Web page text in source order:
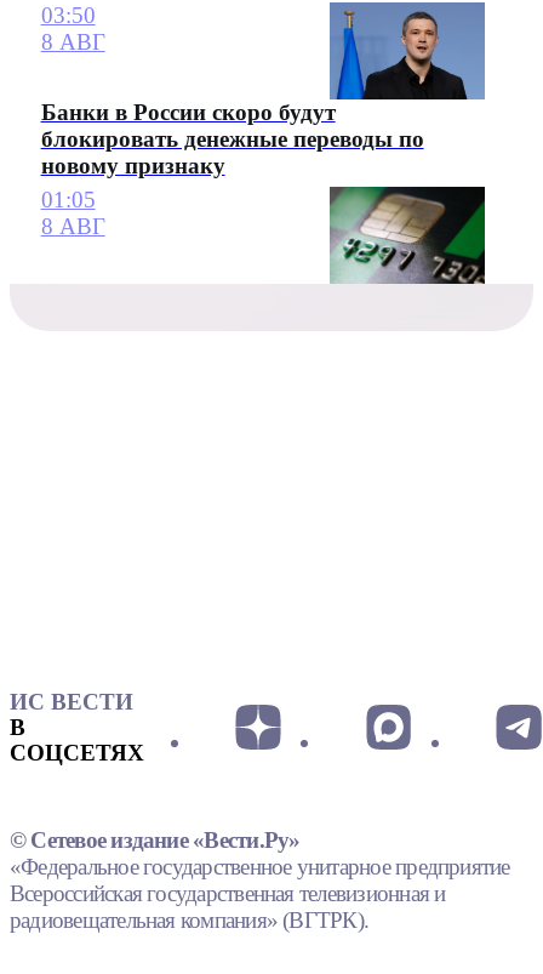
03:50
8 АВГ
Банки в России скоро будут
блокировать денежные переводы по
новому признаку
01:05
8 АВГ
ИС ВЕСТИ
В
СОЦСЕТЯХ
© Сетевое издание «Вести.Ру»
«Федеральное государственное унитарное предприятие
Всероссийская государственная телевизионная и
радиовещательная компания» (ВГТРК).